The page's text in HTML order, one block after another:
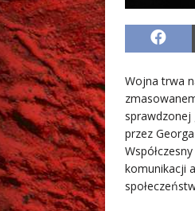
Wojna trwa
przez
komunikacji